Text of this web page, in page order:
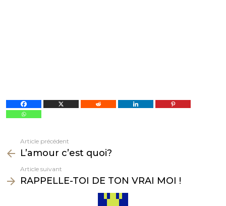
plus
Article précédent
L’amour c’est quoi?
Article suivant
RAPPELLE-TOI DE TON VRAI MOI !